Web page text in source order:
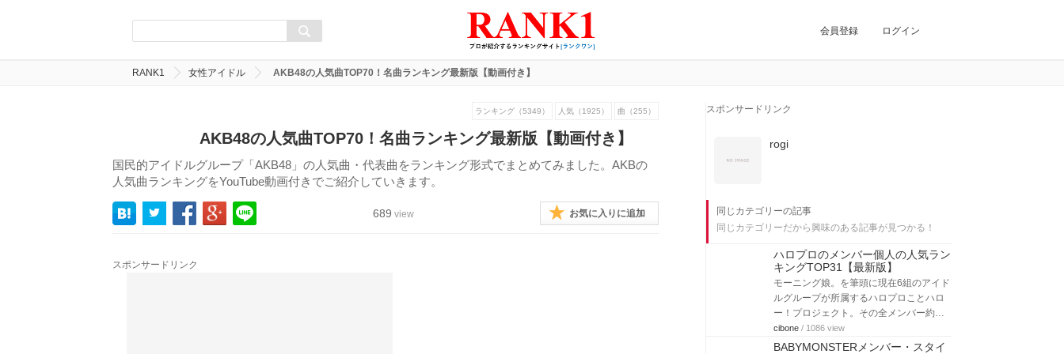
会員登録 ログイン
RANK1 女性アイドル AKB48の人気曲TOP70！名曲ランキング最新版【動画付き】
ランキング（5349） 人気（1925） 曲（255）
AKB48の人気曲TOP70！名曲ランキング最新版【動画付き】
国民的アイドルグループ「AKB48」の人気曲・代表曲をランキング形式でまとめてみました。AKBの
人気曲ランキングをYouTube動画付きでご紹介していきます。
689 view お気に入りに追加
スポンサードリンク
スポンサードリンク
rogi
同じカテゴリーの記事
同じカテゴリーだから興味のある記事が見つかる！
ハロプロのメンバー個人の人気ラン
キングTOP31【最新版】
モーニング娘。を筆頭に現在6組のアイド
ルグループが所属するハロプロことハロ
ー！プロジェクト。その全メンバー約…
cibone / 1086 view
BABYMONSTERメンバー・スタイ